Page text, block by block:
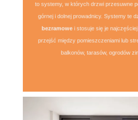
to systemy, w których drzwi przesuwne
górnej i dolnej prowadnicy. Systemy te
bezramowe i stosuje się je
przejść między pomieszczeniami lub
balkonów, tarasów, ogrodów